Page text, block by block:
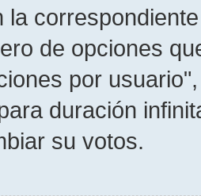
la
de opciones
por
duración
su votos.